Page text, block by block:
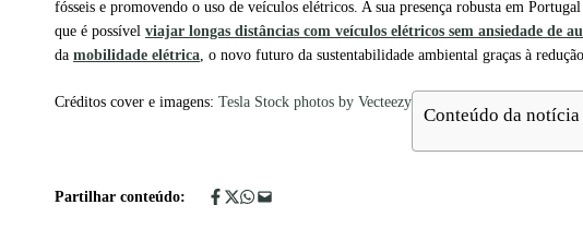
fósseis e promovendo o uso de veículos elétricos. A sua presença robusta em
que é possível viajar longas distâncias com veículos elétricos sem ansiedade de
da mobilidade elétrica , o novo futuro da sustentabilidade ambiental graças à
Créditos cover e imagens: Tesla Stock photos by Vecteezy
Conteúdo da notícia
Partilhar conteúdo: